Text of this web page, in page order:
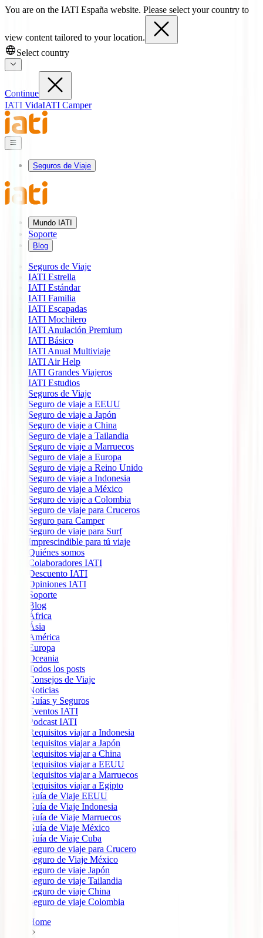
You are on the IATI España website. Please select your country to
view content tailored to your location.
Select country
Continue
IATI VidaIATI Camper
Seguros de Viaje
Mundo IATI
Soporte
Blog
Seguros de Viaje
IATI Estrella
IATI Estándar
IATI Familia
IATI Escapadas
IATI Mochilero
IATI Anulación Premium
IATI Básico
IATI Anual Multiviaje
IATI Air Help
IATI Grandes Viajeros
IATI Estudios
Seguros de Viaje
Seguro de viaje a EEUU
Seguro de viaje a Japón
Seguro de viaje a China
Seguro de viaje a Tailandia
Seguro de viaje a Marruecos
Seguro de viaje a Europa
Seguro de viaje a Reino Unido
Seguro de viaje a Indonesia
Seguro de viaje a México
Seguro de viaje a Colombia
Seguro de viaje para Cruceros
Seguro para Camper
Seguro de viaje para Surf
Imprescindible para tú viaje
Quiénes somos
Colaboradores IATI
Descuento IATI
Opiniones IATI
Soporte
Blog
África
Ásia
América
Europa
Oceania
Todos los posts
Consejos de Viaje
Noticias
Guías y Seguros
Eventos IATI
Podcast IATI
Requisitos viajar a Indonesia
Requisitos viajar a Japón
Requisitos viajar a China
Requisitos viajar a EEUU
Requisitos viajar a Marruecos
Requisitos viajar a Egipto
Guía de Viaje EEUU
Guía de Viaje Indonesia
Guía de Viaje Marruecos
Guía de Viaje México
Guía de Viaje Cuba
Seguro de viaje para Crucero
Seguro de Viaje México
Seguro de viaje Japón
Seguro de viaje Tailandia
Seguro de viaje China
Seguro de viaje Colombia
Home